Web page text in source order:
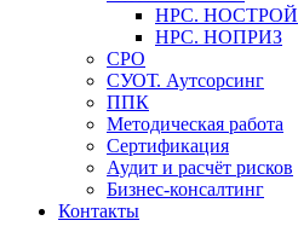
НРС. НОСТРОЙ
НРС. НОПРИЗ
СРО
СУОТ. Аутсорсинг
ППК
Методическая работа
Сертификация
Аудит и расчёт рисков
Бизнес-консалтинг
Контакты